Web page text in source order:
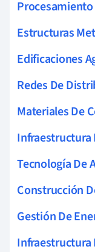
Estructuras
Edificaciones
Redes De
Materiales De
Infraestructura
Tecnología De
Construcción
Gestión De
Infraestructura